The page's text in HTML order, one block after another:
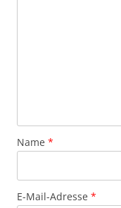
Name *
E-Mail-Adresse *